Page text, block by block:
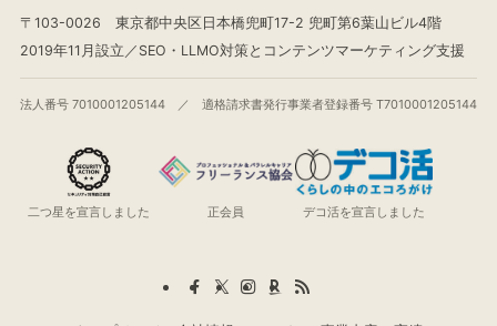
〒103-0026 東京都中央区日本橋兜町17-2 兜町第6葉山ビル4階
2019年11月設立／SEO・LLMO対策とコンテンツマーケティング支援
法人番号 7010001205144 ／ 適格請求書発行事業者登録番号 T7010001205144
二つ星を宣言しました 正会員 デコ活を宣言しました